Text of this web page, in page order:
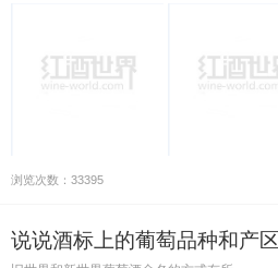
浏览次数：33395
说说酒标上的葡萄品种和产区